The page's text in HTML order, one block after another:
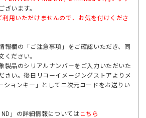
ざいます。
利用いただけませんので、お気を付けくださ
報欄の「ご注意事項」をご確認いただき、同
ください。
製品のシリアルナンバーをご入力いただいた
さい。後日リコーイメージングストアよりメ
ションキー」として二次元コードをお送りい
」の詳細情報については こちら